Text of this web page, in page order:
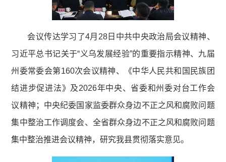
会议传达学习了4月28日中共中央政治局会议精神、
习近平总书记关于“义乌发展经验”的重要指示精神、九届
州委常委会第160次会议精神、《中华人民共和国民族团
结进步促进法》及2026年中央、省委和州委对台工作会
议精神；中央纪委国家监委群众身边不正之风和腐败问题
集中整治工作调度会、全省群众身边不正之风和腐败问题
集中整治推进会议精神，研究我县贯彻落实意见。